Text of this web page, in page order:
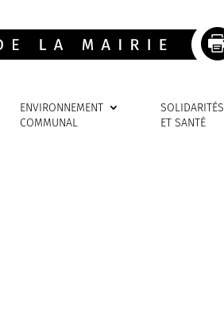
ENVIRONNEMENT
COMMUNAL
SOLIDARITÉS
ET SANTÉ